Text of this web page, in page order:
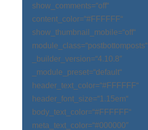
show_comments=“off“
content_color=“#FFFFFF“
show_thumbnail_mobile=“off“
module_class=“postbottomposts“
_builder_version=“4.10.8″
_module_preset=“default“
header_text_color=“#FFFFFF“
header_font_size=“1.15em“
body_text_color=“#FFFFFF“
meta_text_color=“#000000″